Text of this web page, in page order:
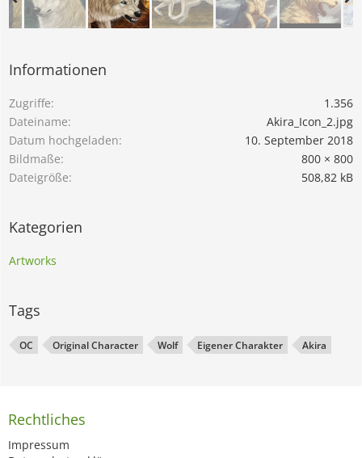
Informationen
Zugriffe
1.356
Dateiname
Akira_Icon_2.jpg
Datum hochgeladen
10. September 2018
Bildmaße
800 × 800
Dateigröße
508,82 kB
Kategorien
Artworks
Tags
OC Original Character Wolf Eigener Charakter Akira
Rechtliches
Impressum